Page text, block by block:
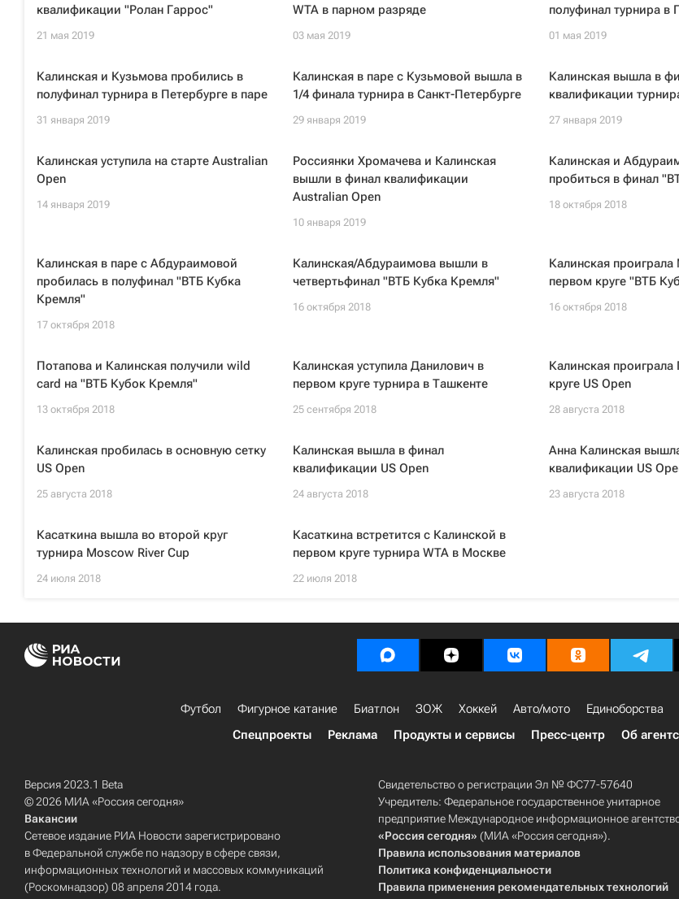
квалификации "Ролан Гаррос"
21 мая 2019
WTA в парном разряде
03 мая 2019
полуфинал турнира в
01 мая 2019
Калинская и Кузьмова пробились в
полуфинал турнира в Петербурге в паре
31 января 2019
Калинская в паре с Кузьмовой вышла в
1/4 финала турнира в Санкт-Петербурге
29 января 2019
Калинская вышла в
квалификации
27 января 2019
Калинская уступила на старте Australian
Open
14 января 2019
Россиянки Хромачева и Калинская
вышли в финал квалификации
Australian Open
10 января 2019
Калинская и
пробиться в финал
18 октября 2018
Калинская в паре с Абдураимовой
пробилась в полуфинал "ВТБ Кубка
Кремля"
17 октября 2018
Калинская/Абдураимова вышли в
четвертьфинал "ВТБ Кубка Кремля"
16 октября 2018
Калинская
первом круге "ВТБ
16 октября 2018
Потапова и Калинская получили wild
card на "ВТБ Кубок Кремля"
13 октября 2018
Калинская уступила Данилович в
первом круге турнира в Ташкенте
25 сентября 2018
Калинская проиграла
круге US Open
28 августа 2018
Калинская пробилась в основную сетку
US Open
25 августа 2018
Калинская вышла в финал
квалификации US Open
24 августа 2018
Анна Калинская
квалификации US
23 августа 2018
Касаткина вышла во второй круг
турнира Moscow River Cup
24 июля 2018
Касаткина встретится с Калинской в
первом круге турнира WTA в Москве
22 июля 2018
Футбол Фигурное катание Биатлон ЗОЖ Хоккей Авто/мото Единоборства
Спецпроекты
Реклама Продукты и сервисы Пресс-центр Об
Версия 2023.1 Beta
© 2026 МИА «Россия сегодня»
Вакансии
Сетевое издание РИА Новости зарегистрировано
в Федеральной службе по надзору в сфере связи,
информационных технологий и массовых коммуникаций
(Роскомнадзор) 08 апреля 2014 года.
Свидетельство о регистрации Эл № ФС77-57640
Учредитель: Федеральное государственное унитарное
предприятие Международное информационное
«Россия сегодня» (МИА «Россия сегодня»).
Правила использования материалов
Политика конфиденциальности
Правила применения рекомендательных технологий